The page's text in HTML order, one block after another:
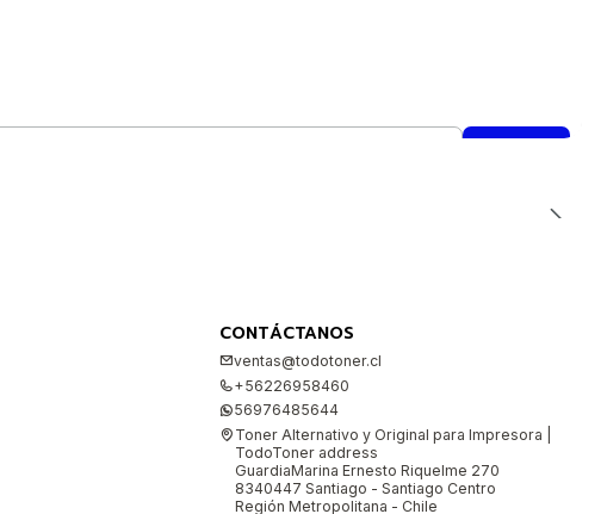
CONTÁCTANOS
ventas@todotoner.cl
+56226958460
56976485644
Toner Alternativo y Original para Impresora |
TodoToner address
GuardiaMarina Ernesto Riquelme 270
8340447 Santiago - Santiago Centro
Región Metropolitana - Chile